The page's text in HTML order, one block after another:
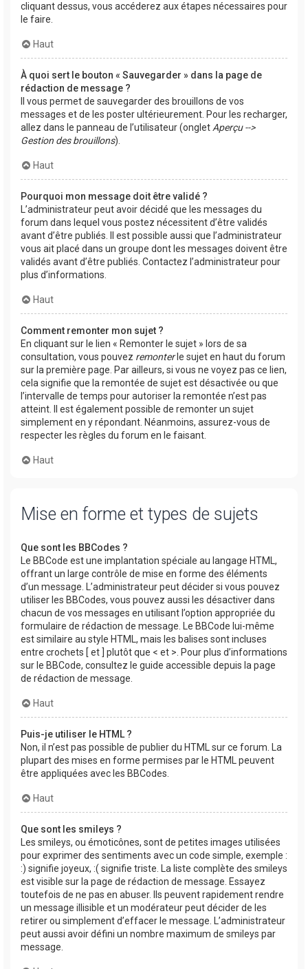
cliquant dessus, vous accéderez aux étapes nécessaires pour
le faire.
Haut
À quoi sert le bouton « Sauvegarder » dans la page de
rédaction de message ?
Il vous permet de sauvegarder des brouillons de vos
messages et de les poster ultérieurement. Pour les recharger,
allez dans le panneau de l’utilisateur (ongletAperçu -->
Gestion des brouillons).
Haut
Pourquoi mon message doit être validé ?
L’administrateur peut avoir décidé que les messages du
forum dans lequel vous postez nécessitent d’être validés
avant d’être publiés. Il est possible aussi que l’administrateur
vous ait placé dans un groupe dont les messages doivent être
validés avant d’être publiés. Contactez l’administrateur pour
plus d’informations.
Haut
Comment remonter mon sujet ?
En cliquant sur le lien « Remonter le sujet » lors de sa
consultation, vous pouvez remonterle sujet en haut du forum
sur la première page. Par ailleurs, si vous ne voyez pas ce lien,
cela signifie que la remontée de sujet est désactivée ou que
l’intervalle de temps pour autoriser la remontée n’est pas
atteint. Il est également possible de remonter un sujet
simplement en y répondant. Néanmoins, assurez-vous de
respecter les règles du forum en le faisant.
Haut
Mise en forme et types de sujets
Que sont les BBCodes ?
Le BBCode est une implantation spéciale au langage HTML,
offrant un large contrôle de mise en forme des éléments
d’un message. L’administrateur peut décider si vous pouvez
utiliser les BBCodes, vous pouvez aussi les désactiver dans
chacun de vos messages en utilisant l’option appropriée du
formulaire de rédaction de message. Le BBCode lui-même
est similaire au style HTML, mais les balises sont incluses
entre crochets [ et ] plutôt que < et >. Pour plus d’informations
sur le BBCode, consultez le guide accessible depuis la page
de rédaction de message.
Haut
Puis-je utiliser le HTML ?
Non, il n’est pas possible de publier du HTML sur ce forum. La
plupart des mises en forme permises par le HTML peuvent
être appliquées avec les BBCodes.
Haut
Que sont les smileys ?
Les smileys, ou émoticônes, sont de petites images utilisées
pour exprimer des sentiments avec un code simple, exemple :
:) signifie joyeux, :( signifie triste. La liste complète des smileys
est visible sur la page de rédaction de message. Essayez
toutefois de ne pas en abuser. Ils peuvent rapidement rendre
un message illisible et un modérateur peut décider de les
retirer ou simplement d’effacer le message. L’administrateur
peut aussi avoir défini un nombre maximum de smileys par
message.